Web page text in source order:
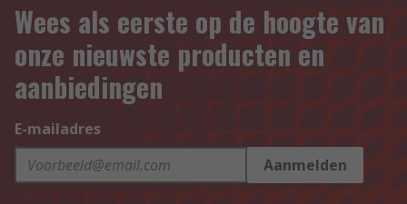
Wees als eerste op de hoogte van
onze nieuwste producten en
aanbiedingen
E-mailadres
Aanmelden